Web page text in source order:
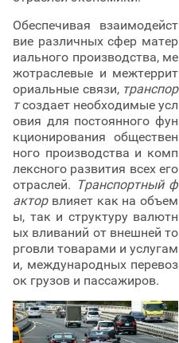
Обеспечивая взаимодейст
вие различных сфер матер
иального производства, ме
жотраслевые и межтеррит
ориальные связи, транспор
тсоздает необходимые усл
овия для постоянного фун
кционирования обществен
ного производства и комп
лексного развития всех его
отраслей. Транспортный ф
акторвлияет как на объем
ы, так и структуру валютн
ых вливаний от внешней то
рговли товарами и услугам
и, международных перевоз
ок грузов и пассажиров.